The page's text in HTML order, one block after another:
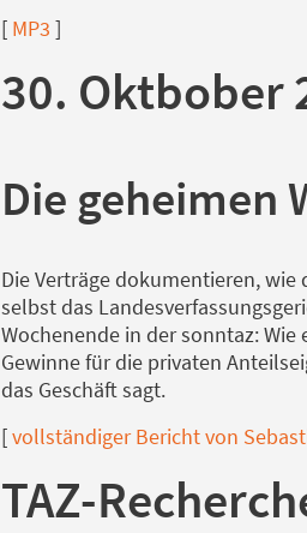
[ MP3 ]
30. Oktbober
Die geheimen
Die Verträge dokumentieren,
selbst das
Wochenende in der sonntaz:
Gewinne für die privaten
das Geschäft sagt.
[vollständiger Bericht von
TAZ-